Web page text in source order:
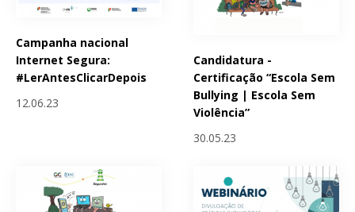
Campanha nacional
Internet Segura:
#LerAntesClicarDepois
12.06.23
Candidatura -
Certificação “Escola Sem
Bullying | Escola Sem
Violência”
30.05.23